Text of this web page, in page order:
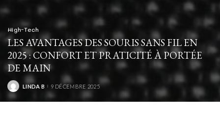
High-Tech
LES AVANTAGES DES SOURIS SANS FIL EN
2025 : CONFORT ET PRATICITÉ À PORTÉE
DE MAIN
POSTED
LINDA B 9 DÉCEMBRE 2025